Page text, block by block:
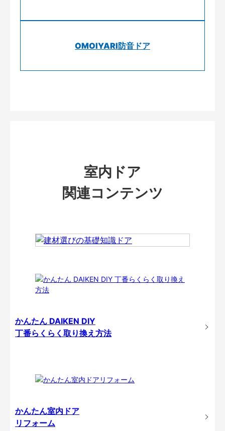
OMOIYARI防音ドア
室内ドア
関連コンテンツ
かんたん DAIKEN DIY
丁番らくらく取り換え方法
かんたん室内ドア
リフォーム